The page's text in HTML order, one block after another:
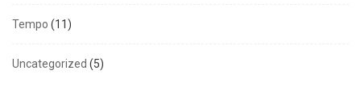
Tempo (11)
Uncategorized (5)